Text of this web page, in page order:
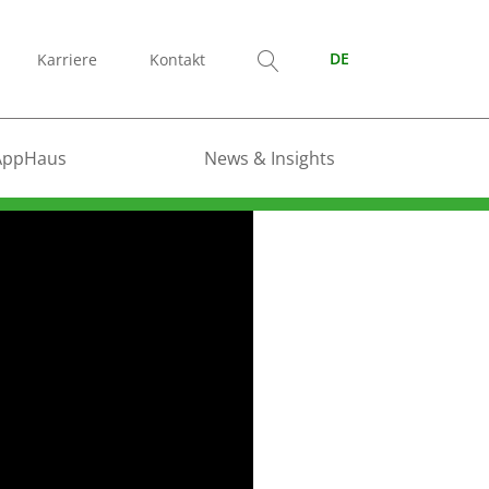
Karriere Kontakt DE
News & Insights